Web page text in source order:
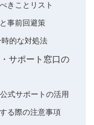
きことリスト
事前回避策
的な対処法
サポート窓口の
式サポートの活用
る際の注意事項